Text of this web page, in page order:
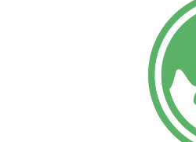
技的確可以使自然資源為人
有被利用的可能性。他說人
國民生產總值（GNP）只有